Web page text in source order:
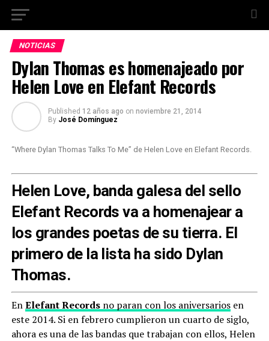
NOTICIAS
Dylan Thomas es homenajeado por
Helen Love en Elefant Records
Published 12 años ago on noviembre 21, 2014
By José Domínguez
“Where Dylan Thomas Talks To Me” de Helen Love en Elefant Records.
Helen Love, banda galesa del sello
Elefant Records va a homenajear a
los grandes poetas de su tierra. El
primero de la lista ha sido Dylan
Thomas.
EnElefant Recordsno paran con los aniversariosen
este 2014. Si en febrero cumplieron un cuarto de siglo,
ahora es una de las bandas que trabajan con ellos, Helen